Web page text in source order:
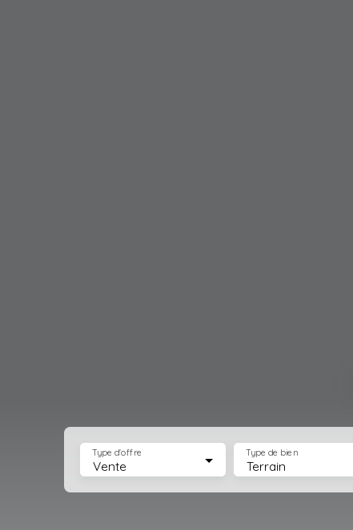
Vente
Type d'offre
Terrain
Type de bien